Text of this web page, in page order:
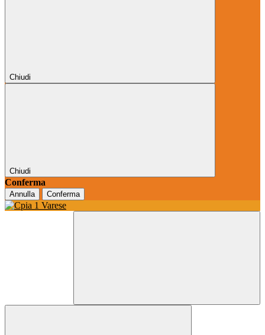
Chiudi
Chiudi
Conferma
Annulla Conferma